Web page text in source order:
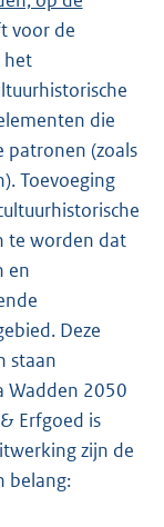
voor de
het
die
patronen (zoals
Toevoeging
te worden dat
en
Deze
staan
Wadden 2050
Erfgoed is
zijn de
belang: